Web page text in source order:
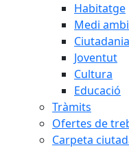
Habitatge
Medi
Ciutadania
Joventut
Cultura
Educació
Tràmits
Ofertes de
Carpeta